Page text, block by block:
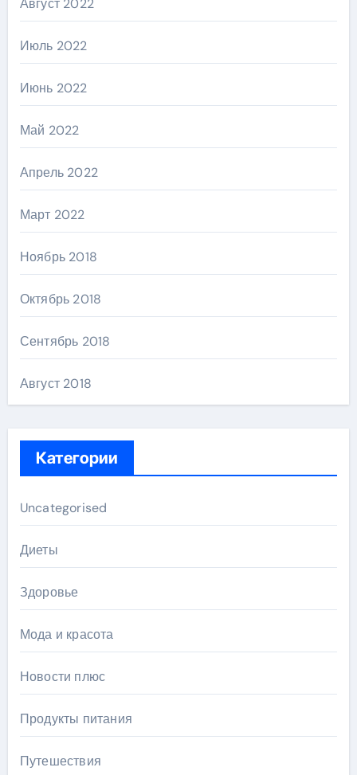
Август 2022
Июль 2022
Июнь 2022
Май 2022
Апрель 2022
Март 2022
Ноябрь 2018
Октябрь 2018
Сентябрь 2018
Август 2018
Категории
Uncategorised
Диеты
Здоровье
Мода и красота
Новости плюс
Продукты питания
Путешествия